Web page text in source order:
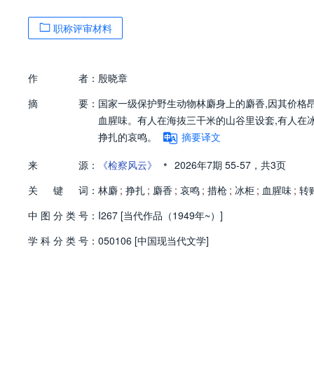
职称评审材料
作 者： 殷晓章
摘
要： 国家一级保护野生动物林麝身上的麝香,因其价格
血腥味。有人在海抜三干米的山谷里设套,有人
挣扎的哀鸣。
摘要译文
来
源： 《检察风云》 • 2026年7期 55-57， 共3页
关
键 词： 林麝 ; 挣扎 ; 麝香 ; 哀鸣 ; 措枪 ; 冰柜 ; 血腥味 ; 转
中 图 分 类 号： I267 [当代作品（1949年~）]
学 科 分 类 号： 050106 [中国现当代文学]